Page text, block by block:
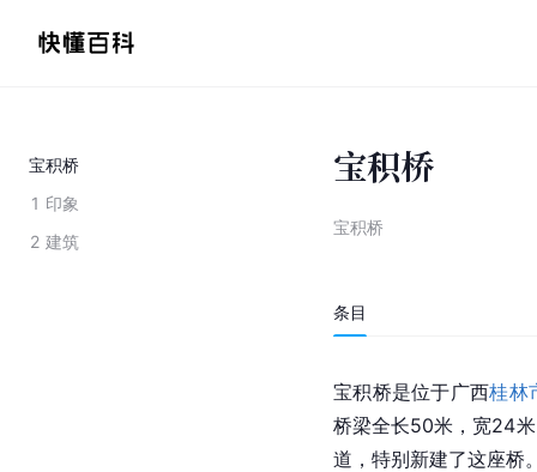
宝积桥
1 印象
2 建筑
宝积桥
宝积桥
条目
宝积桥是位于广西桂林
桥梁全长50米，宽24
道，特别新建了这座桥